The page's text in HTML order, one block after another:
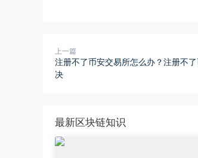
上一篇
注册不了币安交易所怎么办？注册不
决
最新区块链知识